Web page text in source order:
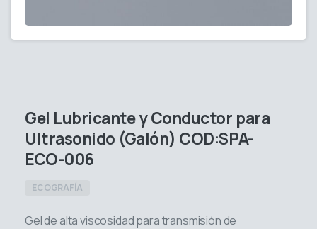
Gel Lubricante y Conductor para
Ultrasonido (Galón) COD:SPA-
ECO-006
ECOGRAFÍA
Gel de alta viscosidad para transmisión de